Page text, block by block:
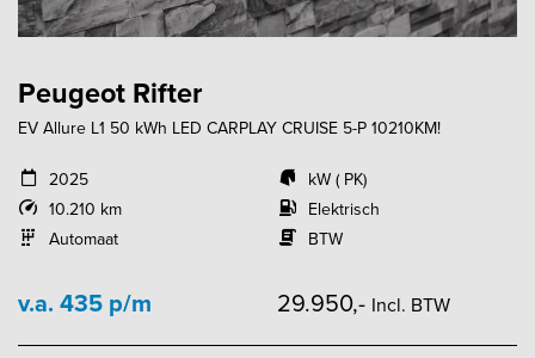
Peugeot Rifter
EV Allure L1 50 kWh LED CARPLAY CRUISE 5-P 10210KM!
2025
10.210 km
Automaat
kW ( PK)
Elektrisch
BTW
v.a. 435 p/m 29.950,- Incl. BTW